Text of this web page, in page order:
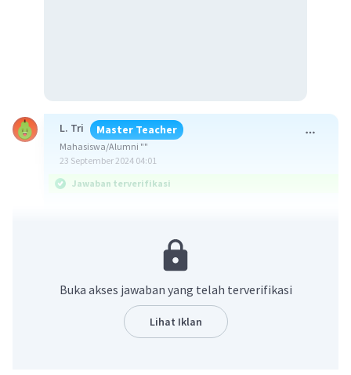
L. Tri Master Teacher
Mahasiswa/Alumni ""
23 September 2024 04:01
Jawaban terverifikasi
Mencari jasa penjualan SHU:
(SHU x jasa penjualan)
total penjualan koperasi
Jasa penjualan =700.000x 800.000
Buka akses jawaban yang telah terverifikasi
Lihat Iklan